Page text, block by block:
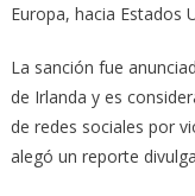
Europa, hacia Estados
La sanción fue
de Irlanda y es
de redes sociales por
alegó un reporte